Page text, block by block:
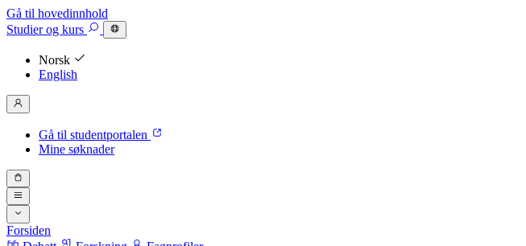
Gå til hovedinnhold
Studierog kurs
Norsk
English
Gå til studentportalen
Mine søknader
Forsiden